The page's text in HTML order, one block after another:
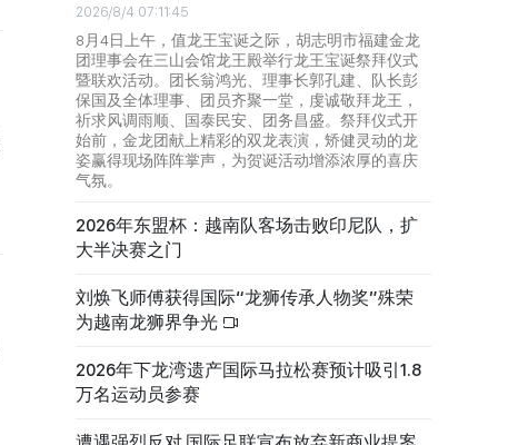
2026/8/4 07:11:45
8月4日上午，值龙王宝诞之际，胡志明市福建金龙
团理事会在三山会馆龙王殿举行龙王宝诞祭拜仪式
暨联欢活动。团长翁鸿光、理事长郭孔建、队长彭
保国及全体理事、团员齐聚一堂，虔诚敬拜龙王，
祈求风调雨顺、国泰民安、团务昌盛。祭拜仪式开
始前，金龙团献上精彩的双龙表演，矫健灵动的龙
姿赢得现场阵阵掌声，为贺诞活动增添浓厚的喜庆
气氛。
2026年东盟杯：越南队客场击败印尼队，扩
大半决赛之门
刘焕飞师傅获得国际“龙狮传承人物奖”殊荣
为越南龙狮界争光
2026年下龙湾遗产国际马拉松赛预计吸引1.8
万名运动员参赛